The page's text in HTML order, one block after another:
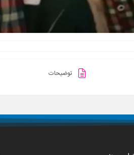
توضیحات